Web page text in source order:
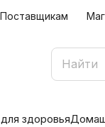
Поставщикам
здоровья